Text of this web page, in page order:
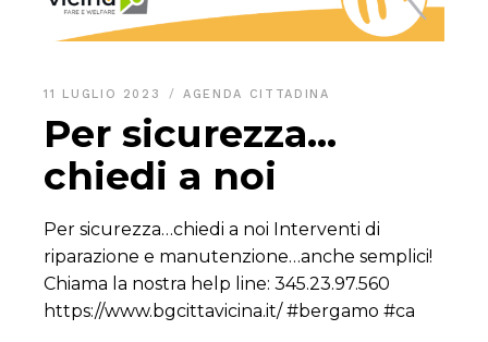
11 LUGLIO 2023 AGENDA CITTADINA
Per sicurezza…
chiedi a noi
Per sicurezza…chiedi a noi Interventi di
riparazione e manutenzione…anche semplici!
Chiama la nostra help line: 345.23.97.560
https://www.bgcittavicina.it/ #bergamo #ca